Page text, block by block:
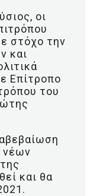
οι
στόχο την
και
Επίτροπο
του
νέων
και θα